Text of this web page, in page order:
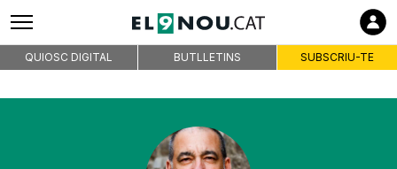
QUIOSC DIGITAL BUTLLETINS SUBSCRIU-TE